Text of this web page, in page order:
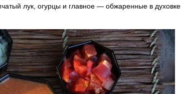
лук, огурцы и главное — обжаренные в духовке